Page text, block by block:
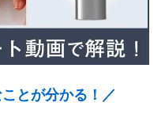
とが分かる！／